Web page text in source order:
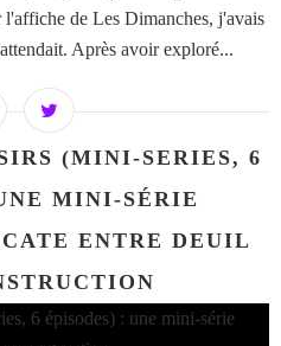
de Les Dimanches, j'avais
Après avoir exploré...
(MINI-SERIES, 6
MINI-SÉRIE
ENTRE DEUIL